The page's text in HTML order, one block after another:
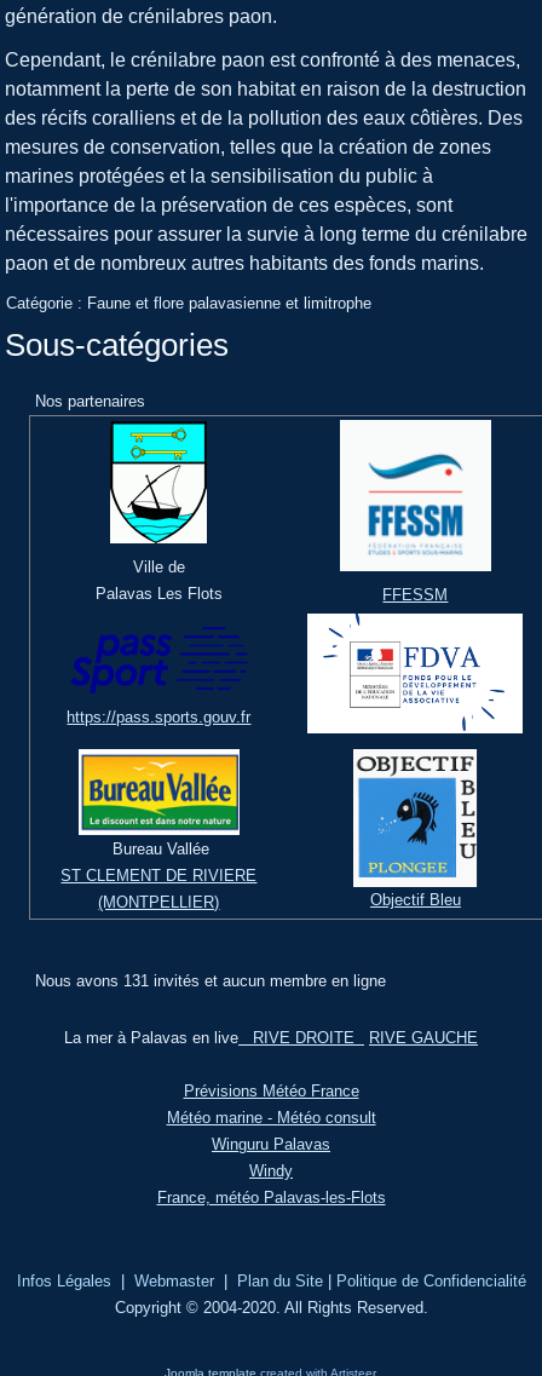
génération de crénilabres paon.
Cependant, le crénilabre paon est confronté à des menaces,
notamment la perte de son habitat en raison de la destruction
des récifs coralliens et de la pollution des eaux côtières. Des
mesures de conservation, telles que la création de zones
marines protégées et la sensibilisation du public à
l'importance de la préservation de ces espèces, sont
nécessaires pour assurer la survie à long terme du crénilabre
paon et de nombreux autres habitants des fonds marins.
Catégorie : Faune et flore palavasienne et limitrophe
Sous-catégories
Nos partenaires
Ville de
Palavas Les Flots
FFESSM
https://pass.sports.gouv.fr
Bureau Vallée
ST CLEMENT DE RIVIERE
(MONTPELLIER)
Objectif Bleu
Nous avons 131 invités et aucun membre en ligne
La mer à Palavas en live RIVE DROITE RIVE GAUCHE
Prévisions Météo France
Météo marine - Météo consult
Winguru Palavas
Windy
France, météo Palavas-les-Flots
Infos Légales | Webmaster| Plan du Site| Politique de Confidencialité
Copyright © 2004-2020. All Rights Reserved.
Joomla template created with Artisteer.